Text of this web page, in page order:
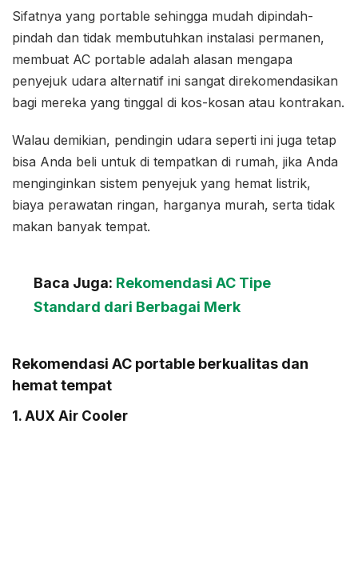
Sifatnya yang portable sehingga mudah dipindah-
pindah dan tidak membutuhkan instalasi permanen,
membuat AC portable adalah alasan mengapa
penyejuk udara alternatif ini sangat direkomendasikan
bagi mereka yang tinggal di kos-kosan atau kontrakan.
Walau demikian, pendingin udara seperti ini juga tetap
bisa Anda beli untuk di tempatkan di rumah, jika Anda
menginginkan sistem penyejuk yang hemat listrik,
biaya perawatan ringan, harganya murah, serta tidak
makan banyak tempat.
Baca Juga: Rekomendasi AC Tipe
Standard dari Berbagai Merk
Rekomendasi AC portable berkualitas dan
hemat tempat
1. AUX Air Cooler